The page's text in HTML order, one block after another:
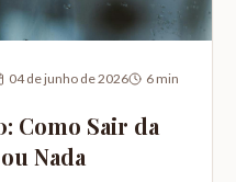
04 de junho de 2026 6min
Como Sair da
Nada